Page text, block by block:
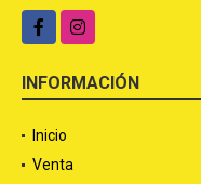
FacebookInstagram
INFORMACIÓN
Inicio
Venta